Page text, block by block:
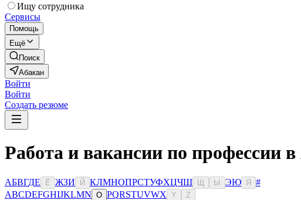
Ищу сотрудника
Сервисы
Помощь
Ещё
Поиск
Абакан
Войти
Войти
Создать резюме
Работа и вакансии по профессии
АБВГДЕ Ё ЖЗИ Й КЛМНОПРСТУФХЦЧШ Ы ЭЮ Я
#
ABCDEFGHIJKLMN O PQRSTUVWX Y Z